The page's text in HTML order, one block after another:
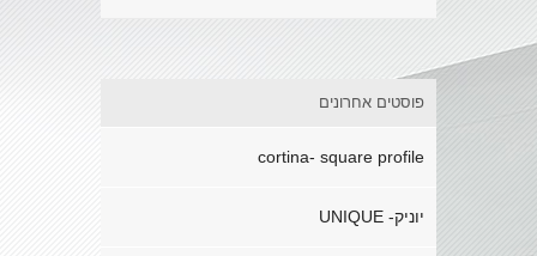
פוסטים אחרונים
cortina- square profile
יוניק- UNIQUE